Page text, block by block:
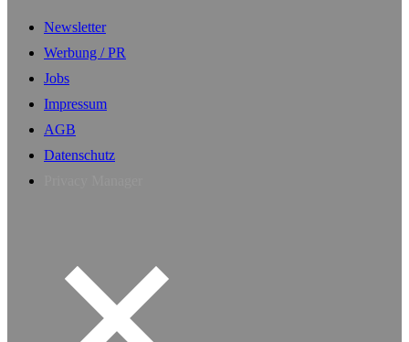
Newsletter
Werbung / PR
Jobs
Impressum
AGB
Datenschutz